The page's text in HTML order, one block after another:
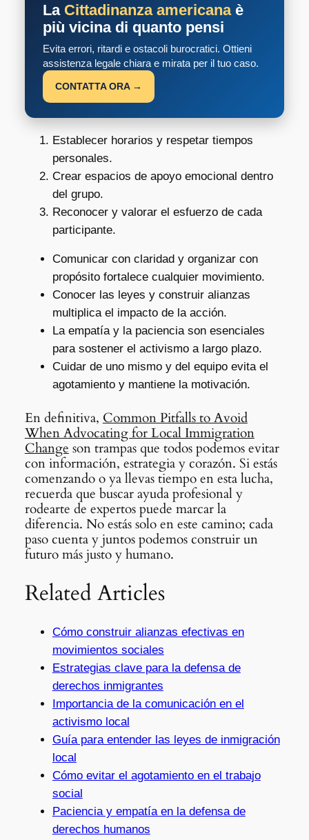
La Cittadinanza americanaè
più vicina di quanto pensi
Evita errori, ritardi e ostacoli burocratici. Ottieni
assistenza legale chiara e mirata per il tuo caso.
CONTATTA ORA →
Establecer horarios y respetar tiempos
personales.
Crear espacios de apoyo emocional dentro
del grupo.
Reconocer y valorar el esfuerzo de cada
participante.
Comunicar con claridad y organizar con
propósito fortalece cualquier movimiento.
Conocer las leyes y construir alianzas
multiplica el impacto de la acción.
La empatía y la paciencia son esenciales
para sostener el activismo a largo plazo.
Cuidar de uno mismo y del equipo evita el
agotamiento y mantiene la motivación.
En definitiva,Common Pitfalls to Avoid
When Advocating for Local Immigration
Changeson trampas que todos podemos evitar
con información, estrategia y corazón. Si estás
comenzando o ya llevas tiempo en esta lucha,
recuerda que buscar ayuda profesional y
rodearte de expertos puede marcar la
diferencia. No estás solo en este camino; cada
paso cuenta y juntos podemos construir un
futuro más justo y humano.
Related Articles
Cómo construir alianzas efectivas en
movimientos sociales
Estrategias clave para la defensa de
derechos inmigrantes
Importancia de la comunicación en el
activismo local
Guía para entender las leyes de inmigración
local
Cómo evitar el agotamiento en el trabajo
social
Paciencia y empatía en la defensa de
derechos humanos